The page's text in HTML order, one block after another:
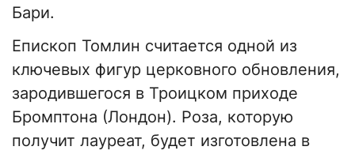
Бари.
Епископ Томлин считается одной из
ключевых фигур церковного обновления,
зародившегося в Троицком приходе
Бромптона (Лондон). Роза, которую
получит лауреат, будет изготовлена в